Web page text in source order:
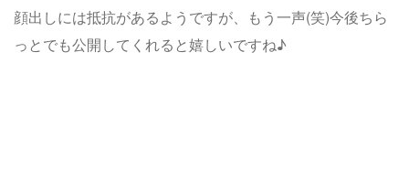
顔出しには抵抗があるようですが、もう一声(笑)今後ちら
っとでも公開してくれると嬉しいですね♪